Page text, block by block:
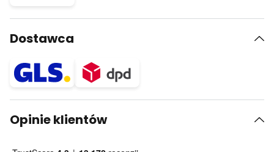
Dostawca
Opinie klientów